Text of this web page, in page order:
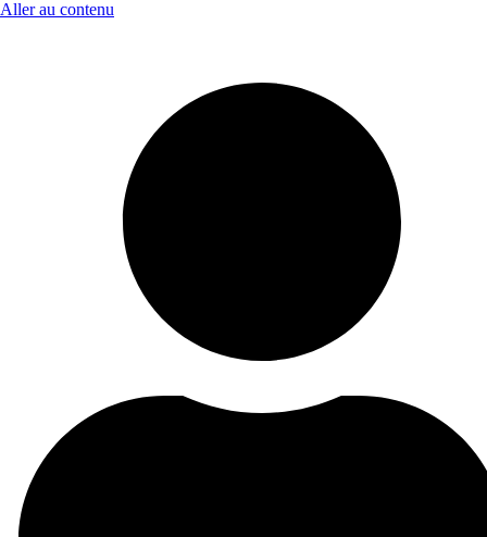
Aller au contenu